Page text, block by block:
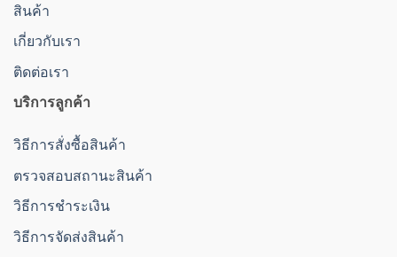
สินค้า
เกี่ยวกับเรา
ติดต่อเรา
บริการลูกค้า
วิธีการสั่งซื้อสินค้า
ตรวจสอบสถานะสินค้า
วิธีการชำระเงิน
วิธีการจัดส่งสินค้า